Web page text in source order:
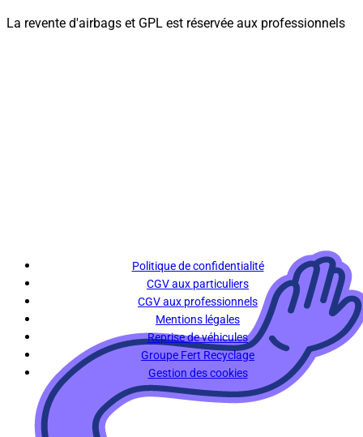
La revente d'airbags et GPL est réservée aux professionnels
Politique de confidentialité
CGV aux particuliers
CGV aux professionnels
Mentions légales
Reprise de véhicules
Groupe Fert Recyclage
Gestion des cookies